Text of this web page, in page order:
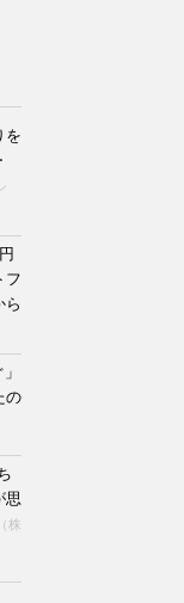
を
フ
ら
の
思
（株